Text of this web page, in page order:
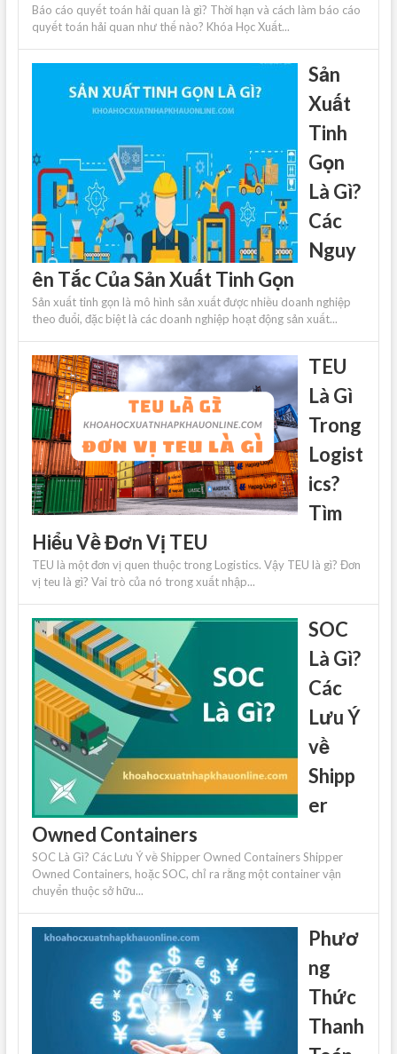
Báo cáo quyết toán hải quan là gì? Thời hạn và cách làm báo cáo
quyết toán hải quan như thế nào? Khóa Học Xuất...
Sản
Xuất
Tinh
Gọn
Là Gì?
Các
Nguy
ên Tắc Của Sản Xuất Tinh Gọn
Sản xuất tinh gọn là mô hình sản xuất được nhiều doanh nghiệp
theo đuổi, đặc biệt là các doanh nghiệp hoạt động sản xuất...
TEU
Là Gì
Trong
Logist
ics?
Tìm
Hiểu Về Đơn Vị TEU
TEU là một đơn vị quen thuộc trong Logistics. Vậy TEU là gì? Đơn
vị teu là gì? Vai trò của nó trong xuất nhập...
SOC
Là Gì?
Các
Lưu Ý
về
Shipp
er
Owned Containers
SOC Là Gì? Các Lưu Ý về Shipper Owned Containers Shipper
Owned Containers, hoặc SOC, chỉ ra rằng một container vận
chuyển thuộc sở hữu...
Phươ
ng
Thức
Thanh